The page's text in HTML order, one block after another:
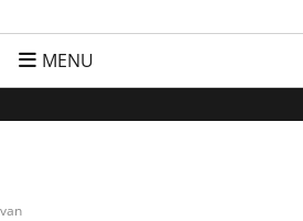
FC Hatvan
sportért!
MENU